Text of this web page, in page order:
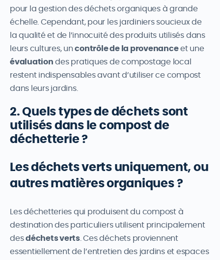
pour la gestion des déchets organiques à grande
échelle. Cependant, pour les jardiniers soucieux de
la qualité et de l’innocuité des produits utilisés dans
leurs cultures, uncontrôle de la provenanceet une
évaluation des pratiques de compostage local
restent indispensables avant d’utiliser ce compost
dans leurs jardins.
2. Quels types de déchets sont
utilisés dans le compost de
déchetterie ?
Les déchets verts uniquement, ou
autres matières organiques ?
Les déchetteries qui produisent du compost à
destination des particuliers utilisent principalement
desdéchets verts. Ces déchets proviennent
essentiellement de l’entretien des jardins et espaces